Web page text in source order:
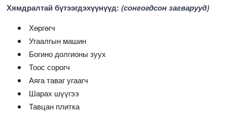
Хямдралтай бүтээгдэхүүнүүд:(сонгогдсон загварууд)
Хөргөгч
Угаалгын машин
Богино долгионы зуух
Тоос сорогч
Аяга таваг угаагч
Шарах шүүгээ
Тавцан плитка